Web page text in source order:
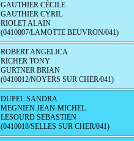
GAUTHIER CÉCILE
GAUTHIER CYRIL
RIOLET ALAIN
(0410007/LAMOTTE BEUVRON/041)
ROBERT ANGELICA
RICHER TONY
GURTNER BRIAN
(0410012/NOYERS SUR CHER/041)
DUPEL SANDRA
MEGNIEN JEAN-MICHEL
LESOURD SEBASTIEN
(0410018/SELLES SUR CHER/041)